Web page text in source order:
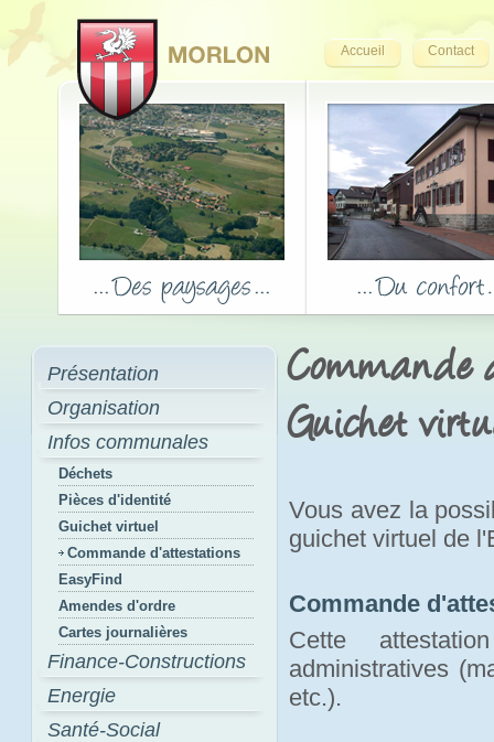
Accueil Contact
Présentation
Organisation
Infos communales
Déchets
Pièces d'identité
Guichet virtuel
Commande d'attestations
EasyFind
Amendes d'ordre
Cartes journalières
Finance-Constructions
Energie
Santé-Social
Commande
Guichet
Vous avez la
guichet virtuel de
Commande
Cette
administratives
etc.).